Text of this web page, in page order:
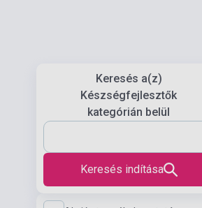
Keresés a(z)
Készségfejlesztők
kategórián belül
Keresés indítása